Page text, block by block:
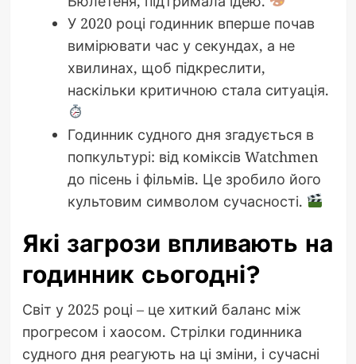
У 2020 році годинник вперше почав
вимірювати час у секундах, а не
хвилинах, щоб підкреслити,
наскільки критичною стала ситуація.
Годинник судного дня згадується в
попкультурі: від коміксів Watchmen
до пісень і фільмів. Це зробило його
культовим символом сучасності.
Які загрози впливають на
годинник сьогодні?
Світ у 2025 році – це хиткий баланс між
прогресом і хаосом. Стрілки годинника
судного дня реагують на ці зміни, і сучасні